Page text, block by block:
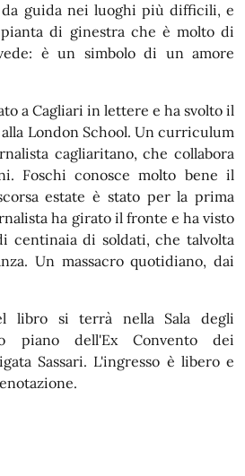
guida nei luoghi più difficili, e
pianta di ginestra che è molto di
è un simbolo di un amore
a Cagliari in lettere e ha svolto il
London School. Un curriculum
cagliaritano, che collabora
Foschi conosce molto bene il
estate è stato per la prima
ha girato il fronte e ha visto
centinaia di soldati, che talvolta
Un massacro quotidiano, dai
libro si terrà nella Sala degli
piano dell'Ex Convento dei
Sassari. L'ingresso è libero e